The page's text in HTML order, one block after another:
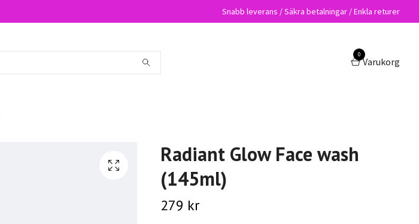
Snabb leverans / Säkra betalningar / Enkla returer
0
Varukorg
Radiant Glow Face wash
(145ml)
279 kr